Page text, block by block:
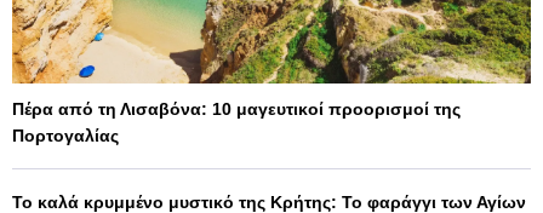
Πέρα από τη Λισαβόνα: 10 μαγευτικοί προορισμοί της
Πορτογαλίας
Το καλά κρυμμένο μυστικό της Κρήτης: Το φαράγγι των Αγίων